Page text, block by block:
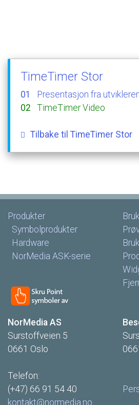
TimeTimer Stor
Presentasjon fra
TimeTimer Video
Tilbake til TimeTimer Stor
Produkter
Symbolprodukter
Hardware
NorMedia ASK-serie
NorMedia AS
Surstoffveien 5
0661 Oslo
Telefon:
(+47) 66 91 54 40
kontakt@normedia.no